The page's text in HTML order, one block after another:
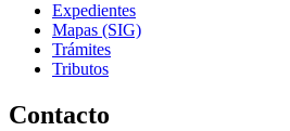
Expedientes
Mapas (SIG)
Trámites
Tributos
Contacto